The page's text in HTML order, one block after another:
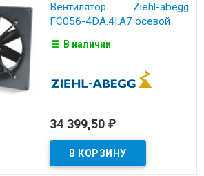
Вентилятор Ziehl-abegg
FC056-4DA.4I.A7 осевой
В наличии
34 399,50 ₽